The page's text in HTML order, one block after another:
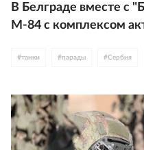
В Белграде вместе с
М-84 с комплексом
#танки #парады #Сербия